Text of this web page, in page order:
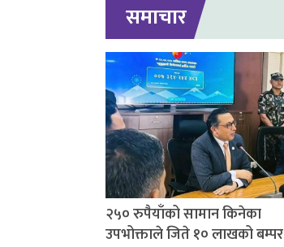
समाचार
२५० रुपैयाँको सामान किनेका
उपभोक्ताले जिते १० लाखको बम्पर